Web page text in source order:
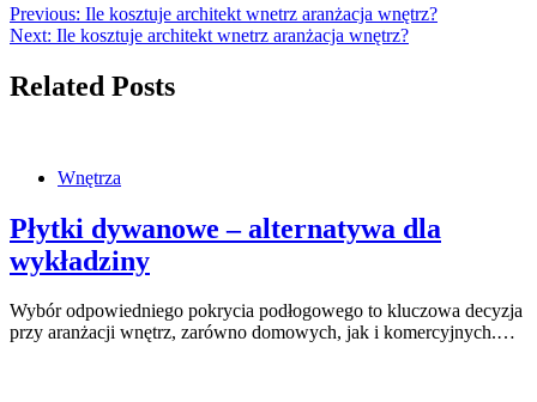
Nawigacja
wpisu
Previous: Ile kosztuje architekt wnetrz aranżacja wnętrz?
Next: Ile kosztuje architekt wnetrz aranżacja wnętrz?
Related Posts
Wnętrza
Płytki dywanowe – alternatywa dla
wykładziny
Wybór odpowiedniego pokrycia podłogowego to kluczowa decyzja
przy aranżacji wnętrz, zarówno domowych, jak i komercyjnych.…